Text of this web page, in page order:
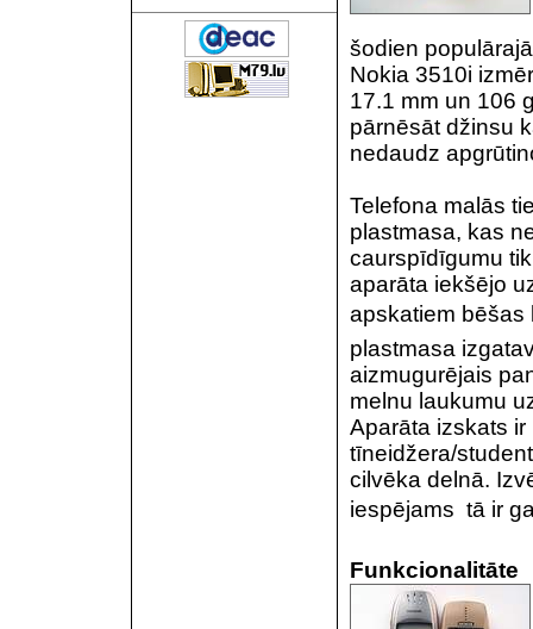
šodien
Nokia 3510i
17.1 mm un 106
pārnēsāt džinsu
nedaudz
Telefona malās
plastmasa, kas
caurspīdīgumu
aparāta iekšējo
apskatiem bēšas
plastmasa
aizmugurējais
melnu laukumu
Aparāta izskats
tīneidžera/
cilvēka delnā.
iespējams  tā ir
Funkcionalitāte